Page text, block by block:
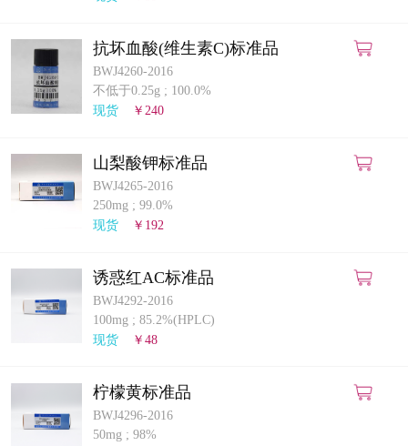
抗坏血酸(维生素C)标准品
BWJ4260-2016
不低于0.25g ; 100.0%
现货
￥240
山梨酸钾标准品
BWJ4265-2016
250mg ; 99.0%
现货
￥192
诱惑红AC标准品
BWJ4292-2016
100mg ; 85.2%(HPLC)
现货
￥48
柠檬黄标准品
BWJ4296-2016
50mg ; 98%